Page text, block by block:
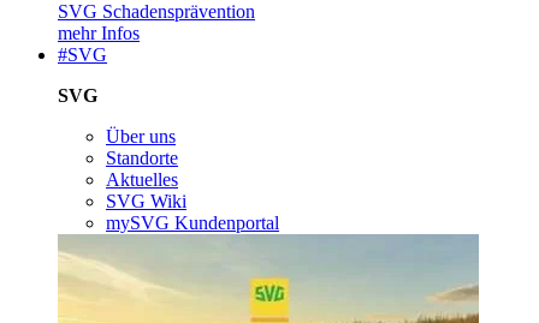
SVG Schadensprävention
mehr Infos
#SVG
SVG
Über uns
Standorte
Aktuelles
SVG Wiki
mySVG Kundenportal